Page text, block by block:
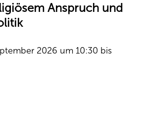
Anspruch und
2026 um 10:30 bis